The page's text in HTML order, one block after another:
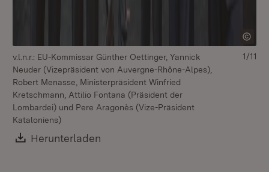
v.l.n.r.: EU-Kommissar Günther Oettinger, Yannick
Neuder (Vizepräsident von Auvergne-Rhône-Alpes),
Robert Menasse, Ministerpräsident Winfried
Kretschmann, Attilio Fontana (Präsident der
Lombardei) und Pere Aragonès (Vize-Präsident
Kataloniens)
Download:
Herunterladen
1/11